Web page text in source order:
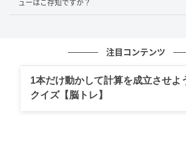
注文は各席のタブレットから。なお、
ューはご存知ですか？
注目コンテンツ
1本だけ動かして計算を成立させよ
クイズ【脳トレ】